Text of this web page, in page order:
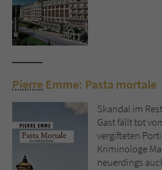
Pierre Emme: Pasta mortale
Skandal im
Gast fällt tot
vergifteten
Kriminologe
neuerdings